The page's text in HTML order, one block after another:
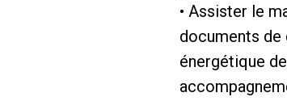
• Assister le
documents de
énergétique